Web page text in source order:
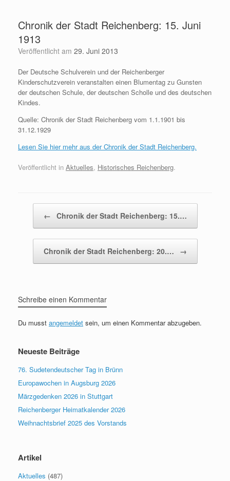
springenChronik der Stadt Reichenberg: 15. Juni
1913
Veröffentlicht am 29. Juni 2013
Der Deutsche Schulverein und der Reichenberger
Kinderschutzverein veranstalten einen Blumentag zu Gunsten
der deutschen Schule, der deutschen Scholle und des deutschen
Kindes.
Quelle: Chronik der Stadt Reichenberg vom 1.1.1901 bis
31.12.1929
Lesen Sie hier mehr aus der Chronik der Stadt Reichenberg.
Veröffentlicht in Aktuelles, Historisches Reichenberg.
← Chronik der Stadt Reichenberg: 15.…
Chronik der Stadt Reichenberg: 20.… →
Schreibe einen Kommentar
Du musst angemeldet sein, um einen Kommentar abzugeben.
Neueste Beiträge
76. Sudetendeutscher Tag in Brünn
Europawochen in Augsburg 2026
Märzgedenken 2026 in Stuttgart
Reichenberger Heimatkalender 2026
Weihnachtsbrief 2025 des Vorstands
Artikel
Aktuelles (487)